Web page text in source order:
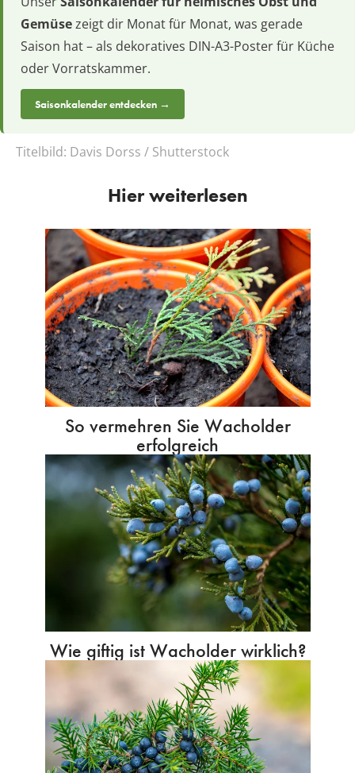
Gemüsezeigt dir Monat für Monat, was gerade
Saison hat – als dekoratives DIN-A3-Poster für Küche
oder Vorratskammer.
Saisonkalender entdecken →
Titelbild: Davis Dorss / Shutterstock
Hier weiterlesen
So vermehren Sie Wacholder
erfolgreich
Wie giftig ist Wacholder wirklich?